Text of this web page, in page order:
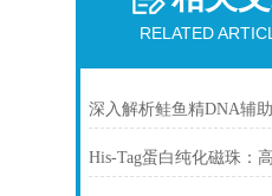
RELATED